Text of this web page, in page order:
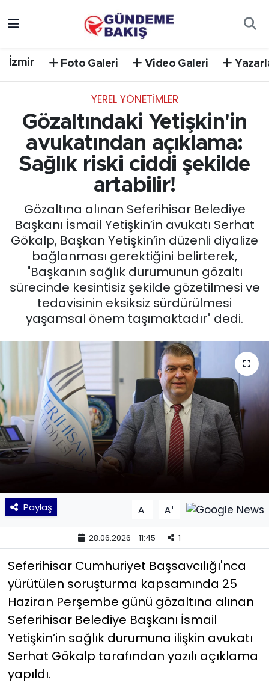
İzmir Foto Galeri Video Galeri
YEREL YÖNETİMLER
Gözaltındaki Yetişkin'in
avukatından açıklama:
Sağlık riski ciddi şekilde
artabilir!
Gözaltına alınan Seferihisar Belediye
Başkanı İsmail Yetişkin’in avukatı Serhat
Gökalp, Başkan Yetişkin’in düzenli diyalize
bağlanması gerektiğini belirterek,
"Başkanın sağlık durumunun gözaltı
sürecinde kesintisiz şekilde gözetilmesi ve
tedavisinin eksiksiz sürdürülmesi
yaşamsal önem taşımaktadır" dedi.
Paylaş A- A+
28.06.2026 - 11:45 1
Seferihisar Cumhuriyet Başsavcılığı'nca
yürütülen soruşturma kapsamında 25
Haziran Perşembe günü gözaltına alınan
Seferihisar Belediye Başkanı İsmail
Yetişkin’in sağlık durumuna ilişkin avukatı
Serhat Gökalp tarafından yazılı açıklama
yapıldı.
EGE
EĞİTİM
English News
GÜNCEL
KÜLTÜR SANAT
MAGAZİN
POLİTİKA
SAĞLIK
Siyaset
SPOR
Yaşam
YEREL POLİTİKA
YEREL YÖNETİMLER
Yurt
Trafik Durumu
Süper Lig Puan Durumu ve Fikstür
Tüm Manşetler
Haber Arşivi